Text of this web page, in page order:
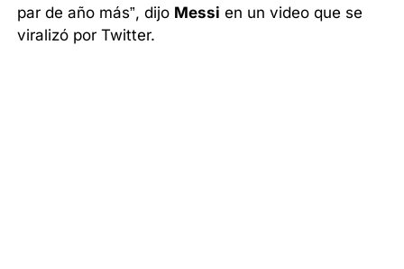
par de año más”, dijo Messi en un video que se
viralizó por Twitter.